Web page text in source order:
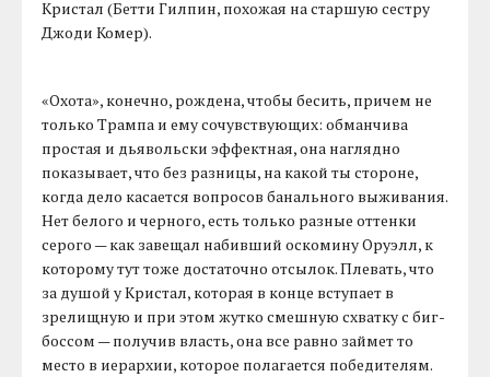
Кристал (Бетти Гилпин, похожая на старшую сестру
Джоди Комер).
«Охота», конечно, рождена, чтобы бесить, причем не
только Трампа и ему сочувствующих: обманчива
простая и дьявольски эффектная, она наглядно
показывает, что без разницы, на какой ты стороне,
когда дело касается вопросов банального выживания.
Нет белого и черного, есть только разные оттенки
серого — как завещал набивший оскомину Оруэлл, к
которому тут тоже достаточно отсылок. Плевать, что
за душой у Кристал, которая в конце вступает в
зрелищную и при этом жутко смешную схватку с биг-
боссом — получив власть, она все равно займет то
место в иерархии, которое полагается победителям.